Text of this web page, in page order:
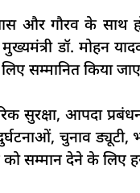
और गौरव के साथ
डॉ. मोहन
सम्मानित किया
सुरक्षा, आपदा
चुनाव ड्यूटी,
सम्मान देने के लिए हर